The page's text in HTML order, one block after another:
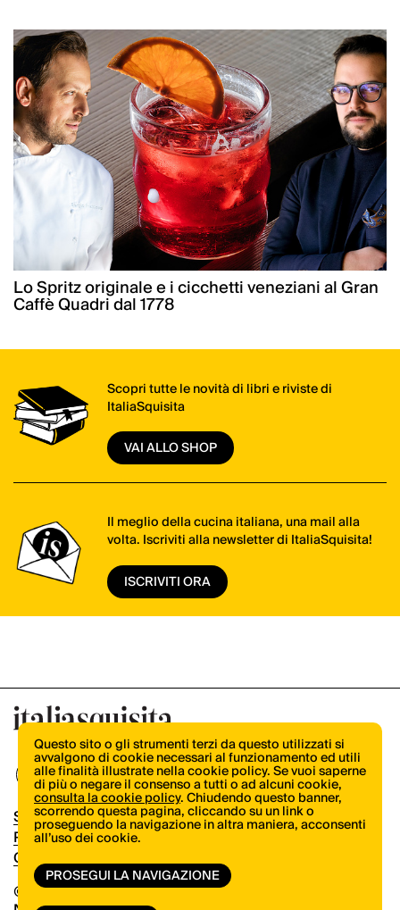
Lo Spritz originale e i cicchetti veneziani al Gran
Caffè Quadri dal 1778
Scopri tutte le novità di libri e riviste di
ItaliaSquisita
VAI ALLO SHOP
Il meglio della cucina italiana, una mail alla
volta. Iscriviti alla newsletter di ItaliaSquisita!
ISCRIVITI ORA
© Copyright 2026.Vertical.it
Shop
Pubblicità
Contatti
Questo sito o gli strumenti terzi da questo utilizzati si
avvalgono di cookie necessari al funzionamento ed utili
alle finalità illustrate nella cookie policy. Se vuoi saperne
di più o negare il consenso a tutti o ad alcuni cookie,
consulta la cookie policy. Chiudendo questo banner,
scorrendo questa pagina, cliccando su un link o
proseguendo la navigazione in altra maniera, acconsenti
all’uso dei cookie.
PROSEGUI LA NAVIGAZIONE